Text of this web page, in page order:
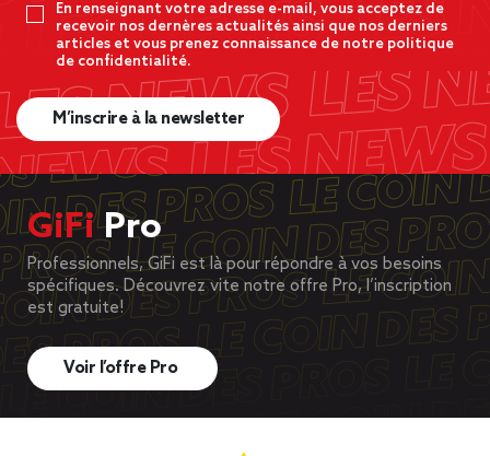
En renseignant votre adresse e-mail, vous acceptez de
recevoir nos dernères actualités ainsi que nos derniers
articles et vous prenez connaissance de notre politique
de confidentialité.
M’inscrire à la newsletter
GiFiPro
Professionnels, GiFi est là pour répondre à vos besoins
spécifiques. Découvrez vite notre offre Pro, l’inscription
est gratuite!
Voir l’offre Pro